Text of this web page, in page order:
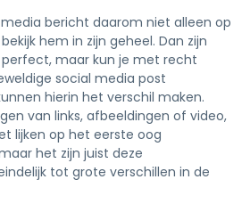
bericht daarom niet alleen op
hem in zijn geheel. Dan zijn
maar kun je met recht
social media post
hierin het verschil maken.
van links, afbeeldingen of video,
lijken op het eerste oog
het zijn juist deze
tot grote verschillen in de